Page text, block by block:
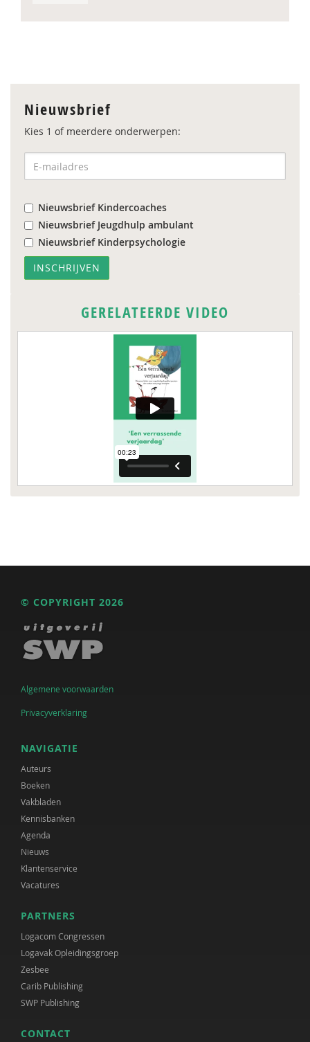
Nieuwsbrief
Kies 1 of meerdere onderwerpen:
Nieuwsbrief Kindercoaches
Nieuwsbrief Jeugdhulp ambulant
Nieuwsbrief Kinderpsychologie
GERELATEERDE VIDEO
© COPYRIGHT 2026
Algemene voorwaarden
Privacyverklaring
NAVIGATIE
Auteurs
Boeken
Vakbladen
Kennisbanken
Agenda
Nieuws
Klantenservice
Vacatures
PARTNERS
Logacom Congressen
Logavak Opleidingsgroep
Zesbee
Carib Publishing
SWP Publishing
CONTACT